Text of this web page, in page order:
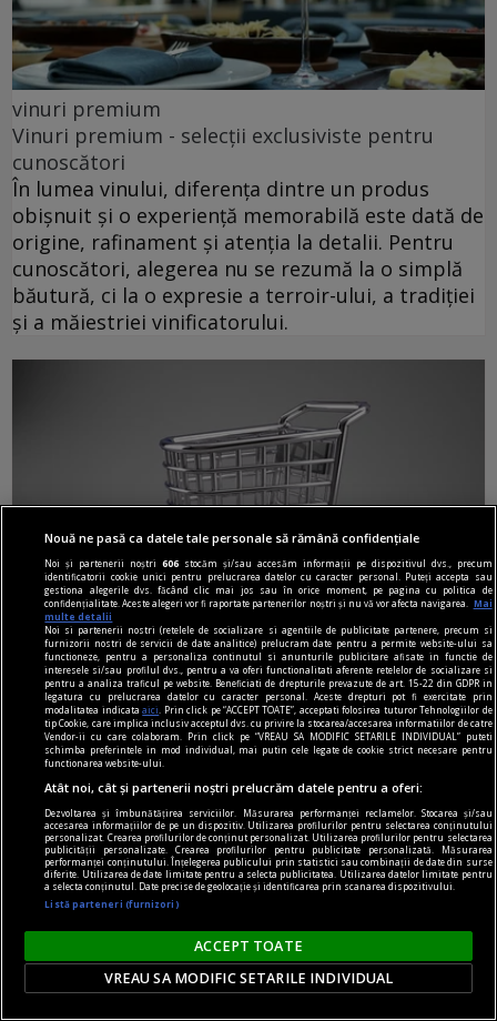
vinuri premium
Vinuri premium - selecții exclusiviste pentru
cunoscători
În lumea vinului, diferența dintre un produs
obișnuit și o experiență memorabilă este dată de
origine, rafinament și atenția la detalii. Pentru
cunoscători, alegerea nu se rezumă la o simplă
băutură, ci la o expresie a terroir-ului, a tradiției
și a măiestriei vinificatorului.
consum
Cât din ce cumpărăm este necesar și cât este
doar influența trendurilor
Trăim în era consumului. Nu doar de produse, ci
și de informații, de social media, consumăm
aproape orice. Oare care este linia dintre nevoile
noastre și influența exterioară care ne împinge
(sau ne atrage?) spre această tendință
generalizată de a absorbi totul?
Nouă ne pasă ca datele tale personale să rămână confidențiale
Noi și partenerii noștri606 stocăm și/sau accesăm informații pe dispozitivul dvs., precum
identificatorii cookie unici pentru prelucrarea datelor cu caracter personal. Puteți accepta sau
gestiona alegerile dvs. făcând clic mai jos sau în orice moment, pe pagina cu politica de
confidențialitate. Aceste alegeri vor fi raportate partenerilor noștri și nu vă vor afecta navigarea.
Mai
multe detalii
Noi si partenerii nostri (retelele de socializare si agentiile de publicitate partenere, precum si
furnizorii nostri de servicii de date analitice) prelucram date pentru a permite website-ului sa
functioneze, pentru a personaliza continutul si anunturile publicitare afisate in functie de
interesele si/sau profilul dvs., pentru a va oferi functionalitati aferente retelelor de socializare si
pentru a analiza traficul pe website. Beneficiati de drepturile prevazute de art. 15-22 din GDPR in
legatura cu prelucrarea datelor cu caracter personal. Aceste drepturi pot fi exercitate prin
modalitatea indicataaici
. Prin click pe “ACCEPT TOATE”, acceptati folosirea tuturor Tehnologiilor de
tip Cookie, care implica inclusiv acceptul dvs. cu privire la stocarea/accesarea informatiilor de catre
Vendor-ii cu care colaboram. Prin click pe “VREAU SA MODIFIC SETARILE INDIVIDUAL” puteti
schimba preferintele in mod individual, mai putin cele legate de cookie strict necesare pentru
functionarea website-ului.
Atât noi, cât și partenerii noștri prelucrăm datele pentru a oferi:
Dezvoltarea și îmbunătățirea serviciilor. Măsurarea performanței reclamelor. Stocarea și/sau
accesarea informațiilor de pe un dispozitiv. Utilizarea profilurilor pentru selectarea conținutului
personalizat. Crearea profilurilor de conținut personalizat. Utilizarea profilurilor pentru selectarea
publicității personalizate. Crearea profilurilor pentru publicitate personalizată. Măsurarea
performanței conținutului. Înțelegerea publicului prin statistici sau combinații de date din surse
diferite. Utilizarea de date limitate pentru a selecta publicitatea. Utilizarea datelor limitate pentru
a selecta conținutul. Date precise de geolocație și identificarea prin scanarea dispozitivului.
Listă parteneri (furnizori)
ACCEPT TOATE
VREAU SA MODIFIC SETARILE INDIVIDUAL